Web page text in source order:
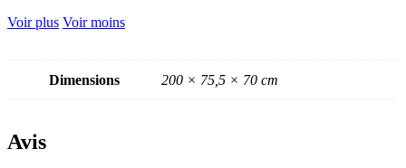
Voir plus Voir moins
Dimensions 200 × 75,5 × 70 cm
Avis